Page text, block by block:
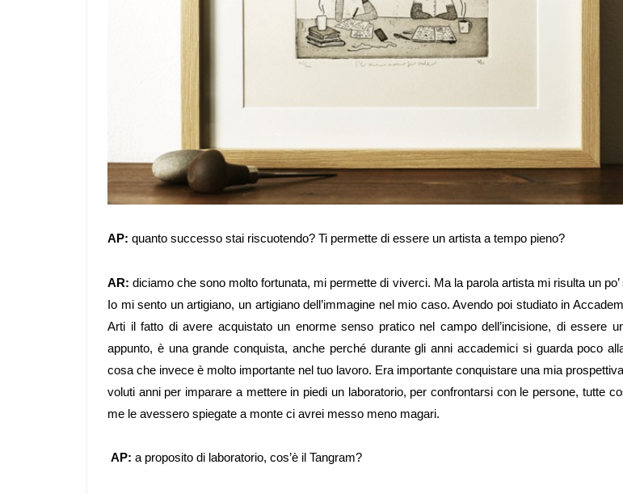
AP: quanto successo stai riscuotendo? Ti permette di essere un artista a tempo pieno?
AR:diciamo che sono molto fortunata, mi permette di viverci. Ma la parola artista mi risulta un po’
Io mi sento un artigiano, un artigiano dell’immagine nel mio caso. Avendo poi studiato in
Arti il fatto di avere acquistato un enorme senso pratico nel campo dell’incisione, di essere
appunto, è una grande conquista, anche perché durante gli anni accademici si guarda poco
cosa che invece è molto importante nel tuo lavoro. Era importante conquistare una mia
voluti anni per imparare a mettere in piedi un laboratorio, per confrontarsi con le persone, tutte
me le avessero spiegate a monte ci avrei messo meno magari.
AP: a proposito di laboratorio, cos’è il Tangram?